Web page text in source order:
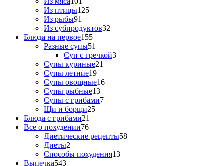
Из птицы125
Из рыбы91
Из субпродуктов32
Блюда на первое155
Разные супы51
Суп с гречкой3
Супы куриные21
Супы летние19
Супы овощные16
Супы рыбные13
Супы с грибами7
Щи и борщи25
Блюда с грибами21
Все о похудении76
Диетические рецепты58
Диеты2
Способы похудения13
Выпечка543